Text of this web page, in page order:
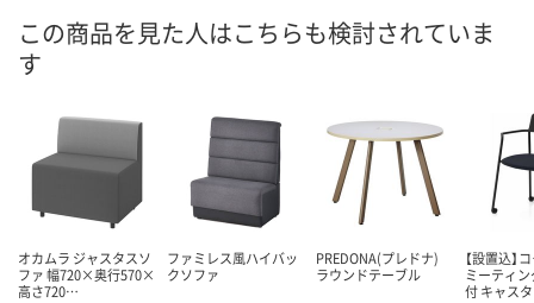
この商品を見た人はこちらも検討されていま
す
オカムラ ジャスタスソ
ファ 幅720×奥行570×
高さ720…
ファミレス風ハイバッ
クソファ
PREDONA(プレドナ)
ラウンドテーブル
【設置込】
ミーティ
付 キャス